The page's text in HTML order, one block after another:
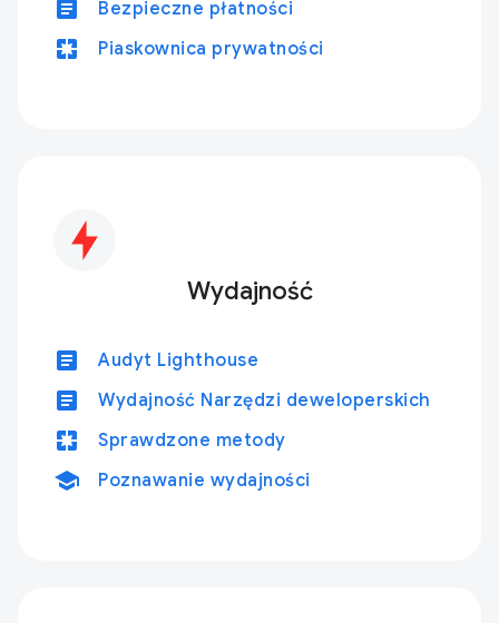
article Bezpieczne płatności
pages Piaskownica prywatności
Wydajność
article Audyt Lighthouse
article Wydajność Narzędzi deweloperskich
pages Sprawdzone metody
school Poznawanie wydajności